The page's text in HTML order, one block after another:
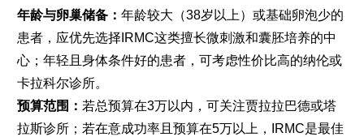
年龄与卵巢储备： 年龄较大（38岁以上）或基础卵泡少的
患者，应优先选择IRMC这类擅长微刺激和囊胚培养的中
心；年轻且身体条件好的患者，可考虑性价比高的纳伦或
卡拉科尔诊所。
预算范围： 若总预算在3万以内，可关注贾拉拉巴德或塔
拉斯诊所；若在意成功率且预算在5万以上，IRMC是最佳